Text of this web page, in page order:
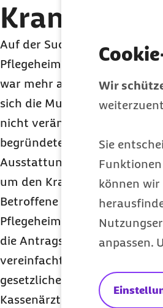
Wir
Sie
können wir
anpassen.
Auf der Suche nach
Pflegeheimbetreibern und
war mehr als die Hälfte der
sich die Mundgesundheit
nicht verändert hat. Das
begründeten sie vor allem
Ausstattung im Pflegeheim
um den Krankentransport
Betroffene weigern, zum
Pflegeheimbewohnern beim
die Antragsverfahren für die
vereinfacht werden.
gesetzlichen
Kassenärztlichen